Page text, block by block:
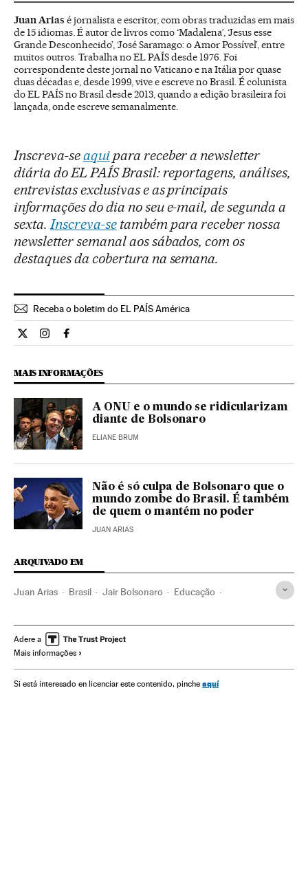
Juan Arias é jornalista e escritor, com obras traduzidas em mais
de 15 idiomas. É autor de livros como ‘Madalena’, ‘Jesus esse
Grande Desconhecido’, ‘José Saramago: o Amor Possível’, entre
muitos outros. Trabalha no EL PAÍS desde 1976. Foi
correspondente deste jornal no Vaticano e na Itália por quase
duas décadas e, desde 1999, vive e escreve no Brasil. É colunista
do EL PAÍS no Brasil desde 2013, quando a edição brasileira foi
lançada, onde escreve semanalmente.
Inscreva-seaquipara receber a newsletter
diária do EL PAÍS Brasil: reportagens, análises,
entrevistas exclusivas e as principais
informações do dia no seu e-mail, de segunda a
sexta.Inscreva-setambém para receber nossa
newsletter semanal aos sábados, com os
destaques da cobertura na semana.
Receba o boletim do EL PAÍS América
Opiniao El País Brasil en Twitter
Opiniao El País Brasil en Instagram
Opiniao El País Brasil en Facebook
MAIS INFORMAÇÕES
A ONU e o mundo se ridicularizam
diante de Bolsonaro
ELIANE BRUM
Não é só culpa de Bolsonaro que o
mundo zombe do Brasil. É também
de quem o mantém no poder
JUAN ARIAS
ARQUIVADO EM
Juan Arias Brasil Jair Bolsonaro Educação
Crise econômica Pobreza
Adere a
Mais informações
Si está interesado en licenciar este contenido, pinche aquí